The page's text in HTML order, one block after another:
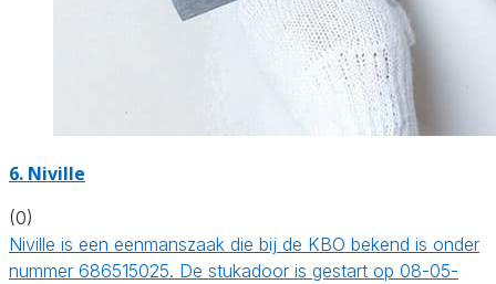
6. Niville
(0)
Niville is een eenmanszaak die bij de KBO bekend is onder
nummer 686515025. De stukadoor is gestart op 08-05-